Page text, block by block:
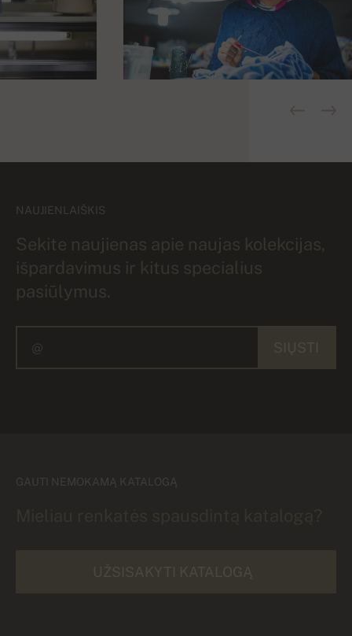
NAUJIENLAIŠKIS
Sekite naujienas apie naujas kolekcijas,
išpardavimus ir kitus specialius
pasiūlymus.
GAUTI NEMOKAMĄ KATALOGĄ